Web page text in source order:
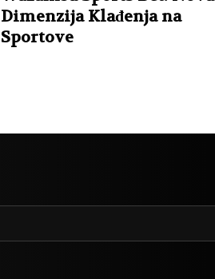
Dimenzija Klađenja na
Sportove